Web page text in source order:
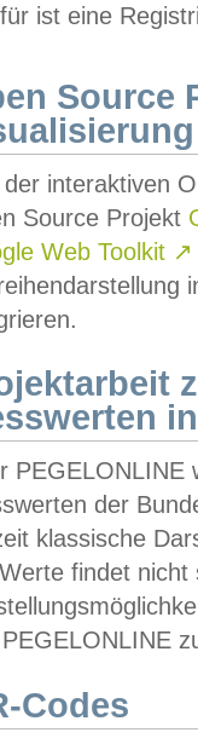
ist eine
Source
interaktiven
Source Projekt
Web Toolkit ↗
PEGELONLINE
der
klassische
findet
Codes